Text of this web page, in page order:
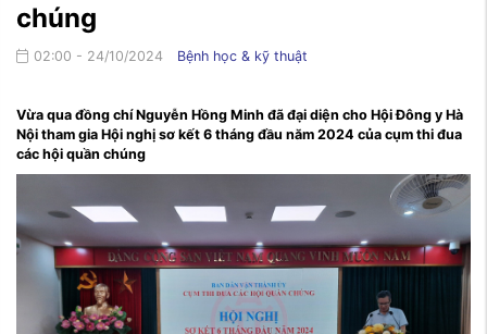
chúng
02:00 - 24/10/2024 Bệnh học & kỹ thuật
Vừa qua đồng chí Nguyễn Hồng Minh đã đại diện cho Hội Đông y Hà
Nội tham gia Hội nghị sơ kết 6 tháng đầu năm 2024 của cụm thi đua
các hội quần chúng